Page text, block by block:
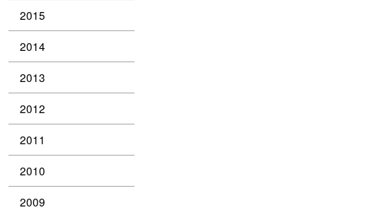
2015
2014
2013
2012
2011
2010
2009